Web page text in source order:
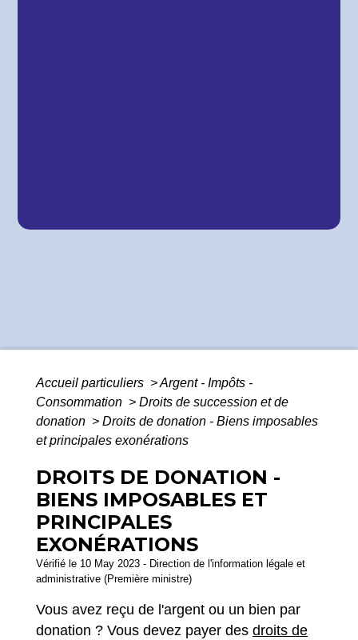
Accueil particuliers >Argent - Impôts -
Consommation > Droits de succession et de
donation > Droits de donation - Biens imposables
et principales exonérations
DROITS DE DONATION -
BIENS IMPOSABLES ET
PRINCIPALES
EXONÉRATIONS
Vérifié le 10 May 2023 - Direction de l'information légale et
administrative (Première ministre)
Vous avez reçu de l'argent ou un bien par
donation ? Vous devez payer des droits de